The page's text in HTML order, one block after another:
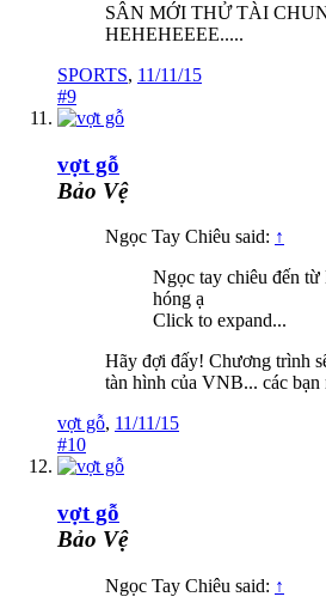
SÂN MỚI THỬ TÀI
HEHEHEEEE.....
SPORTS, 11/11/15
#9
vợt gỗ
Bảo Vệ
Ngọc Tay Chiêu said: ↑
Ngọc tay chiêu đến từ
hóng ạ
Click to expand...
Hãy đợi đấy! Chương trình
tàn hình của VNB... các bạn
vợt gỗ, 11/11/15
#10
vợt gỗ
Bảo Vệ
Ngọc Tay Chiêu said: ↑